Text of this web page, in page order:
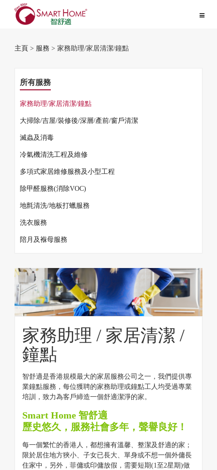
Toggle
主頁 > 服務 > 家務助理/家居清潔/鐘點
所有服務
家務助理/家居清潔/鐘點
大掃除/吉屋/裝修後/深層/產前/窗戶清潔
滅蟲及消毒
冷氣機清洗工程及維修
多項式家居維修服務及小型工程
除甲醛服務(消除VOC)
地氈清洗/地板打蠟服務
洗衣服務
陪月及褓母服務
家務助理 / 家居清潔 /
鐘點
智舒適是香港規模最大的家居服務公司之一，我們提供專
業鐘點服務，每位獲聘的家務助理或鐘點工人均受過專業
培訓，致力為客戶締造一個舒適潔淨的家。
Smart Home 智舒適
歷史悠久，服務社會多年，聲譽良好！
每一個繁忙的香港人，都想擁有溫馨、整潔及舒適的家；
限於居住地方狹小、子女已長大、單身或不想一個外傭長
住家中，另外，菲傭或印傭放假，需要短期(1至2星期)做